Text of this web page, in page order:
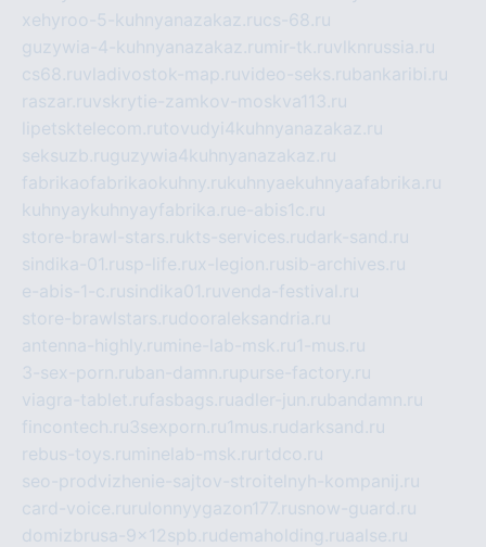
xehyroo-5-kuhnyanazakaz.rucs-68.ru
guzywia-4-kuhnyanazakaz.ru mir-tk.ruvlknrussia.ru
cs68.ruvladivostok-map.ruvideo-seks.rubankaribi.ru
raszar.ruvskrytie-zamkov-moskva113.ru
lipetsktelecom.rutovudyi4kuhnyanazakaz.ru
seksuzb.ruguzywia4kuhnyanazakaz.ru
fabrikaofabrikaokuhny.rukuhnyaekuhnyaafabrika.ru
kuhnyaykuhnyayfabrika.rue-abis1c.ru
store-brawl-stars.rukts-services.rudark-sand.ru
sindika-01.rusp-life.rux-legion.rusib-archives.ru
e-abis-1-c.rusindika01.ruvenda-festival.ru
store-brawlstars.rudooraleksandria.ru
antenna-highly.ru mine-lab-msk.ru1-mus.ru
3-sex-porn.ruban-damn.rupurse-factory.ru
viagra-tablet.rufasbags.ruadler-jun.rubandamn.ru
fincontech.ru3sexporn.ru1mus.rudarksand.ru
rebus-toys.ru minelab-msk.ru rtdco.ru
seo-prodvizhenie-sajtov-stroitelnyh-kompanij.ru
card-voice.ru rulonnyygazon177.rusnow-guard.ru
domizbrusa-9x12spb.rudemaholding.ruaalse.ru